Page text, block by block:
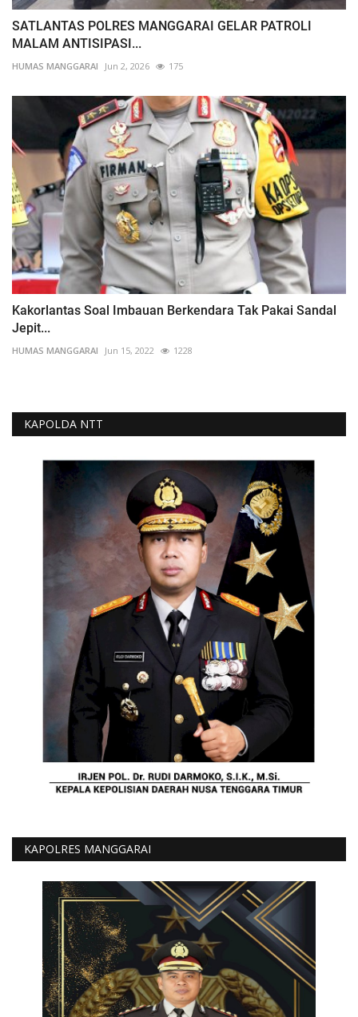
SATLANTAS POLRES MANGGARAI GELAR PATROLI
MALAM ANTISIPASI...
HUMAS MANGGARAI Jun 2, 2026 175
Kakorlantas Soal Imbauan Berkendara Tak Pakai Sandal
Jepit...
HUMAS MANGGARAI Jun 15, 2022 1228
KAPOLDA NTT
KAPOLRES MANGGARAI